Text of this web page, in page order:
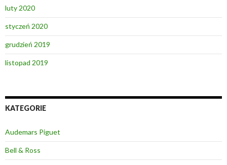
luty 2020
styczeń 2020
grudzień 2019
listopad 2019
KATEGORIE
Audemars Piguet
Bell & Ross